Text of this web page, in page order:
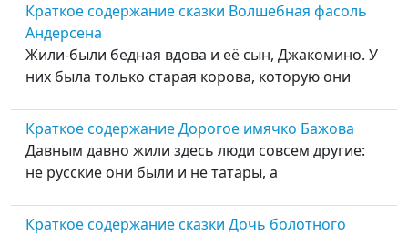
Краткое содержание сказки Волшебная фасоль
Андерсена
Жили-были бедная вдова и её сын, Джакомино. У
них была только старая корова, которую они
Краткое содержание Дорогое имячко Бажова
Давным давно жили здесь люди совсем другие:
не русские они были и не татары, а
Краткое содержание сказки Дочь болотного